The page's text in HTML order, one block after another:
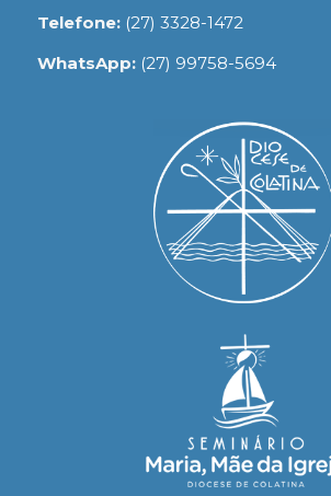
Telefone: (27) 3328-1472
WhatsApp: (27) 99758-5694